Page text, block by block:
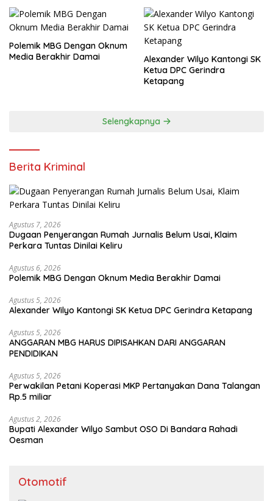
Polemik MBG Dengan Oknum
Media Berakhir Damai
Alexander Wilyo Kantongi SK
Ketua DPC Gerindra
Ketapang
Selengkapnya
Berita Kriminal
Agustus 7, 2026
Dugaan Penyerangan Rumah Jurnalis Belum Usai, Klaim
Perkara Tuntas Dinilai Keliru
Agustus 6, 2026
Polemik MBG Dengan Oknum Media Berakhir Damai
Agustus 5, 2026
Alexander Wilyo Kantongi SK Ketua DPC Gerindra Ketapang
Agustus 5, 2026
ANGGARAN MBG HARUS DIPISAHKAN DARI ANGGARAN
PENDIDIKAN
Agustus 5, 2026
Perwakilan Petani Koperasi MKP Pertanyakan Dana Talangan
Rp.5 miliar
Agustus 2, 2026
Bupati Alexander Wilyo Sambut OSO Di Bandara Rahadi
Oesman
Otomotif